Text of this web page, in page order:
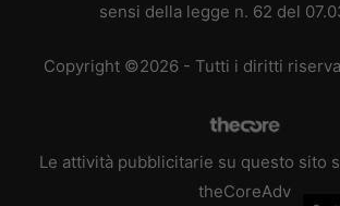
sensi della legge n. 62 del
Copyright ©2026 - Tutti i diritti
Le attività pubblicitarie su questo sito
theCoreAdv